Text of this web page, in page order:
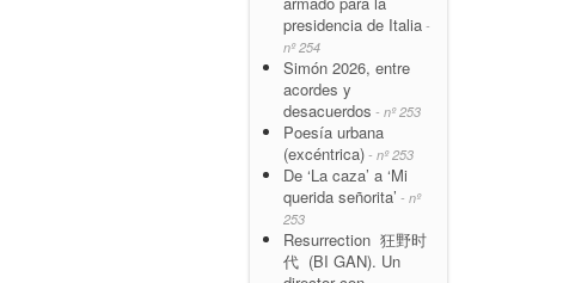
presidencia de Italia -
nº 254
Simón 2026, entre
acordes y
desacuerdos - nº 253
Poesía urbana
(excéntrica) - nº 253
De ‘La caza’ a ‘Mi
querida señorita’ - nº
253
Resurrection 狂野时
代 (BI GAN). Un